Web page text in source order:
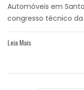
Automóveis em
congresso técnico da
Leia Mais